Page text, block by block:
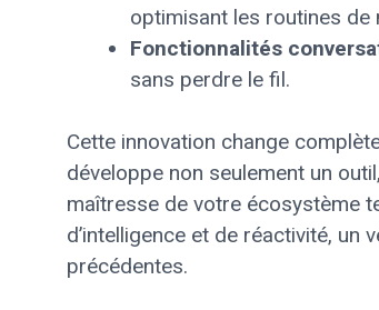
optimisant les routines de
Fonctionnalités
sans perdre le fil.
Cette innovation change
développe non seulement un
maîtresse de votre écosystème
d’intelligence et de réactivité,
précédentes.